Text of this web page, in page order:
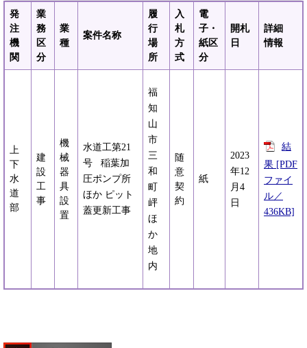
発
注
機
関
業
務
区
分
業
種
案件名称
履
行
場
所
入
札
方
式
電
子・
紙区
分
開札
日
詳細
情報
上
下
水
道
部
建
設
工
事
機
械
器
具
設
置
水道工第21
号 稲葉加
圧ポンプ所
ほか ピット
蓋更新工事
福
知
山
市
三
和
町
岼
ほ
か
地
内
随
意
契
約
紙
2023
年12
月4
日
結
果 [PDF
ファイ
ル／
436KB]